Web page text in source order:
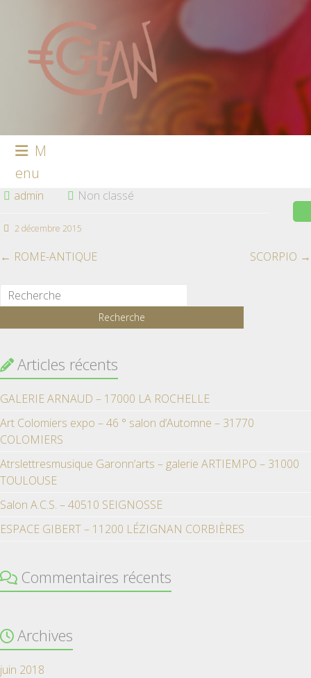
M
enu
admin Non classé
2 décembre 2015
← ROME-ANTIQUE SCORPIO →
Articles récents
GALERIE ARNAUD – 17000 LA ROCHELLE
Art Colomiers expo – 46 ° salon d’Automne – 31770
COLOMIERS
Atrslettresmusique Garonn’arts – galerie ARTIEMPO – 31000
TOULOUSE
Salon A.C.S. – 40510 SEIGNOSSE
ESPACE GIBERT – 11200 LÉZIGNAN CORBIÈRES
Commentaires récents
Archives
juin 2018